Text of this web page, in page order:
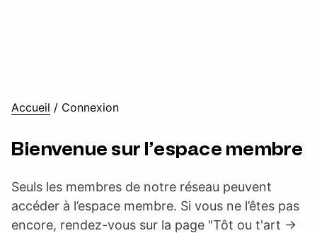
Accueil / Connexion
Bienvenue sur l’espace membre
Seuls les membres de notre réseau peuvent
accéder à l’espace membre. Si vous ne l’êtes pas
encore, rendez-vous sur la page "Tôt ou t'art ->